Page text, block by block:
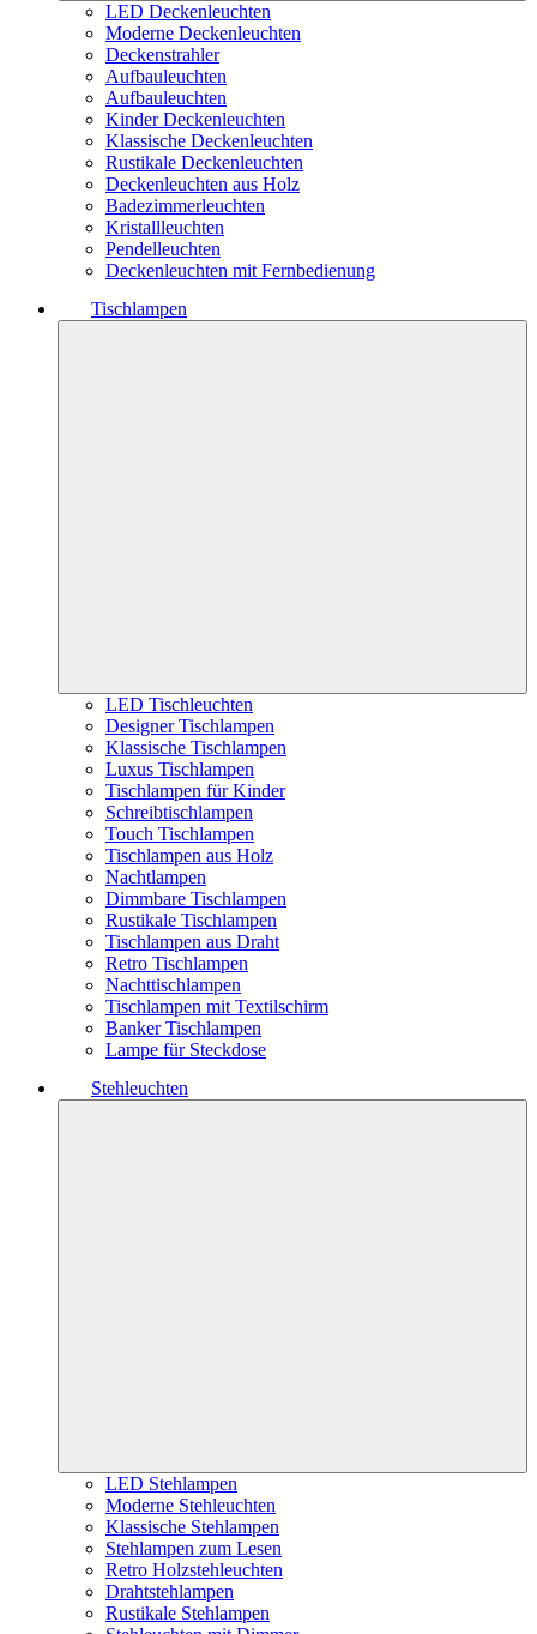
LED Deckenleuchten
Moderne Deckenleuchten
Deckenstrahler
Aufbauleuchten
Aufbauleuchten
Kinder Deckenleuchten
Klassische Deckenleuchten
Rustikale Deckenleuchten
Deckenleuchten aus Holz
Badezimmerleuchten
Kristallleuchten
Pendelleuchten
Deckenleuchten mit Fernbedienung
Tischlampen
LED Tischleuchten
Designer Tischlampen
Klassische Tischlampen
Luxus Tischlampen
Tischlampen für Kinder
Schreibtischlampen
Touch Tischlampen
Tischlampen aus Holz
Nachtlampen
Dimmbare Tischlampen
Rustikale Tischlampen
Tischlampen aus Draht
Retro Tischlampen
Nachttischlampen
Tischlampen mit Textilschirm
Banker Tischlampen
Lampe für Steckdose
Stehleuchten
LED Stehlampen
Moderne Stehleuchten
Klassische Stehlampen
Stehlampen zum Lesen
Retro Holzstehleuchten
Drahtstehlampen
Rustikale Stehlampen